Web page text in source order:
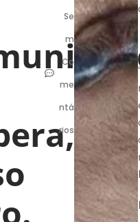
Se
m
Co
me
ntá
rios